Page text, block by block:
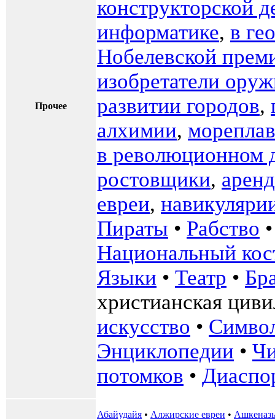
Прочее
конструкторской
информатике, в
Нобелевской
изобретатели
развитии городов,
алхимии,
в революционном
ростовщики,
евреи,
Пираты • Рабство
Национальный
Языки • Театр •
христианская
искусство •
Энциклопедии •
потомков •
Абайудайя • Алжирские евреи •